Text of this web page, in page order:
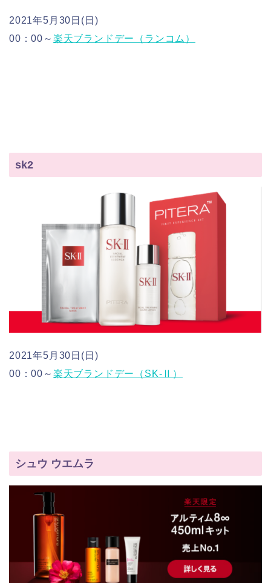
2021年5月30日(日)
00：00～ 楽天ブランドデー（ランコム）
sk2
2021年5月30日(日)
00：00～ 楽天ブランドデー（SK-Ⅱ）
シュウ ウエムラ